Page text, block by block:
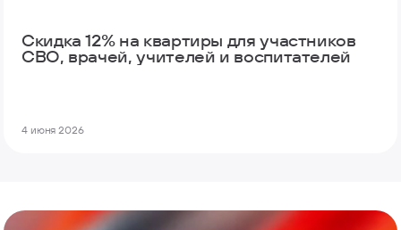
Скидка 12% на квартиры для участников
СВО, врачей, учителей и воспитателей
4 июня 2026